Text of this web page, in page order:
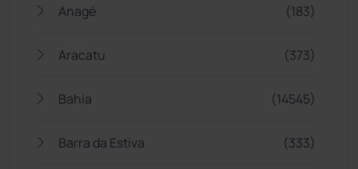
Anagé (183)
Aracatu (373)
Bahia (14545)
Barra da Estiva (333)